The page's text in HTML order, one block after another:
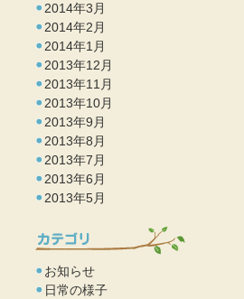
2014年3月
2014年2月
2014年1月
2013年12月
2013年11月
2013年10月
2013年9月
2013年8月
2013年7月
2013年6月
2013年5月
お知らせ
日常の様子